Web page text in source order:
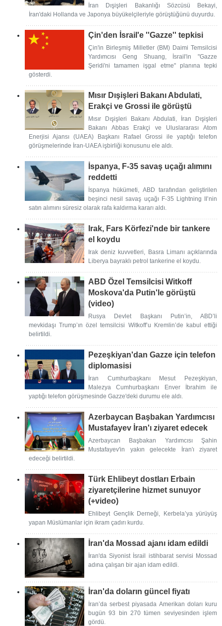
İran Dışişleri Bakanlığı Sözcüsü Bekayi,
İran'daki Hollanda ve Japonya büyükelçileriyle görüştüğünü duyurdu.
Çin'den İsrail'e ''Gazze'' tepkisi
Çin'in Birleşmiş Milletler (BM) Daimi Temsilcisi
Yardımcısı Geng Shuang, İsrail'in "Gazze
Şeridi'ni tamamen işgal etme" planına tepki
gösterdi.
Mısır Dışişleri Bakanı Abdulati,
Erakçi ve Grossi ile görüştü
Mısır Dışişleri Bakanı Abdulati, İran Dışişleri
Bakanı Abbas Erakçi ve Uluslararası Atom
Enerjisi Ajansı (UAEA) Başkanı Rafael Grossi ile yaptığı telefon
görüşmelerinde İran-UAEA işbirliği konusunu ele aldı.
İspanya, F-35 savaş uçağı alımını
reddetti
İspanya hükümeti, ABD tarafından geliştirilen
beşinci nesil savaş uçağı F-35 Lightning II’nin
satın alımını süresiz olarak rafa kaldırma kararı aldı.
Irak, Fars Körfezi'nde bir tankere
el koydu
Irak deniz kuvvetleri, Basra Limanı açıklarında
Liberya bayraklı petrol tankerine el koydu.
ABD Özel Temsilcisi Witkoff
Moskova'da Putin'le görüştü
(video)
Rusya Devlet Başkanı Putin’in, ABD’li
mevkidaşı Trump’ın özel temsilcisi Witkoff’u Kremlin’de kabul ettiği
belirtildi.
Pezeşkiyan'dan Gazze için telefon
diplomasisi
İran Cumhurbaşkanı Mesut Pezeşkiyan,
Malezya Cumhurbaşkanı Enver İbrahim ile
yaptığı telefon görüşmesinde Gazze'deki durumu ele aldı.
Azerbaycan Başbakan Yardımcısı
Mustafayev İran'ı ziyaret edecek
Azerbaycan Başbakan Yardımcısı Şahin
Mustafayev'in yakın gelecekte İran'ı ziyaret
edeceği belirtildi.
Türk Ehlibeyt dostları Erbain
ziyaretçilerine hizmet sunuyor
(+video)
Ehlibeyt Gençlik Derneği, Kerbela’ya yürüyüş
yapan Müslümanlar için ikram çadırı kurdu.
İran'da Mossad ajanı idam edildi
İran'da Siyonist İsrail istihbarat servisi Mossad
adına çalışan bir ajan idam edildi.
İran'da doların güncel fiyatı
İran’da serbest piyasada Amerikan doları kuru
bugün 93 bin 270 tümen seviyesinden işlem
gördü.